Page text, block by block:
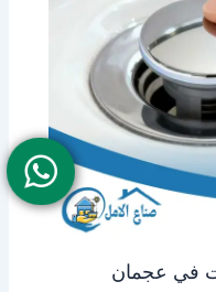
في عجمان